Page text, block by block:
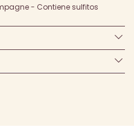
- Contiene sulfitos